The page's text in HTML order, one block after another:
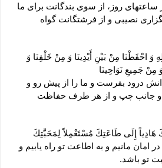
ساعتهاى روز، از سوى بندگانت براى ما
نصيبى و از فرشتگانت گواه
احْفَظْنَا مِنْ بَيْنِ أَيْدِينَا وَ مِنْ خَلْفِنَا وَ
مِنْ جَمِيعِ نَوَاحِينَا
درود بفرست و ما را از پيش رو و
جانب چپ و از هر طرف حفاظت
إِلَى طَاعَتِكَ مُسْتَعْمِلاً لِمَحَبَّتِكَ‏
امان مانيم و به اطاعت تو راه يابيم و
تو باشد.